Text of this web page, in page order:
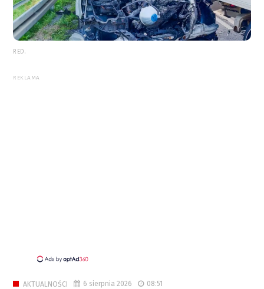
RED.
REKLAMA
AKTUALNOŚCI 6 sierpnia 2026 08:51